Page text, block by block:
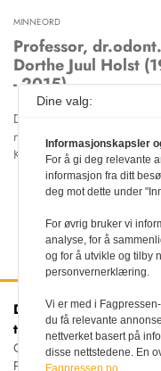
MINNEORD
Professor, dr.odont.
Dorthe Juul Holst
- 2015)
Dorthe kom til Oslo som
nyutdannet tannlege fra
Københavns
å delta som student i det
videreutdanningskullet i
Dorthe stormet inn i vårt
fagmiljø som et fargerikt
fellesskap, samlet i én
person med rødglans i håret,
springstep i beina og
smil om munn. Dette var i
samfunnsodontologiens
und Drang»-periode som
Den norske
tannlegeforenings
Christiania Torv 5, 0158
Postboks 2073 Vika, 0125
Dine valg:
Informasjonskapsler
For å gi deg relevante
informasjon fra ditt
deg mot dette under
For øvrig bruker vi
analyse, for å
og for å utvikle og tilby
personvernerklæring.
Vi er med i
du få relevante
nettverket basert på
disse nettstedene. En
Fagpressen.no.